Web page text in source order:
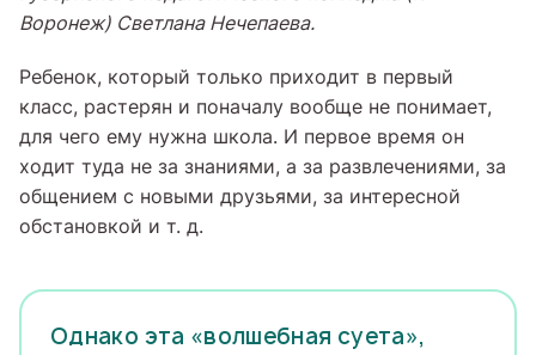
Воронеж) Светлана Нечепаева.
Ребенок, который только приходит в первый
класс, растерян и поначалу вообще не понимает,
для чего ему нужна школа. И первое время он
ходит туда не за знаниями, а за развлечениями, за
общением с новыми друзьями, за интересной
обстановкой и т. д.
Однако эта «волшебная суета»,